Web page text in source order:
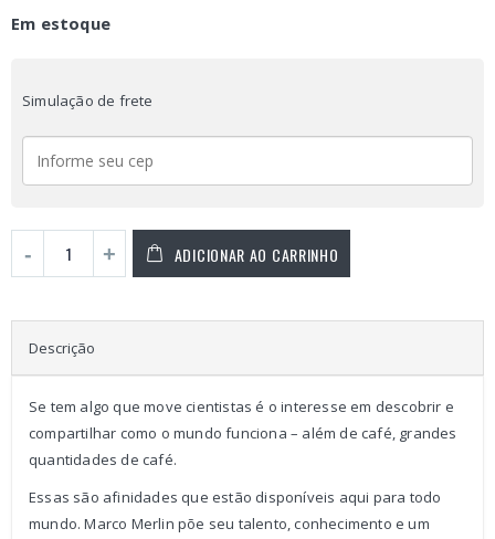
Em estoque
Simulação de frete
ADICIONAR AO CARRINHO
Descrição
Se tem algo que move cientistas é o interesse em descobrir e
compartilhar como o mundo funciona – além de café, grandes
quantidades de café.
Essas são afinidades que estão disponíveis aqui para todo
mundo. Marco Merlin põe seu talento, conhecimento e um